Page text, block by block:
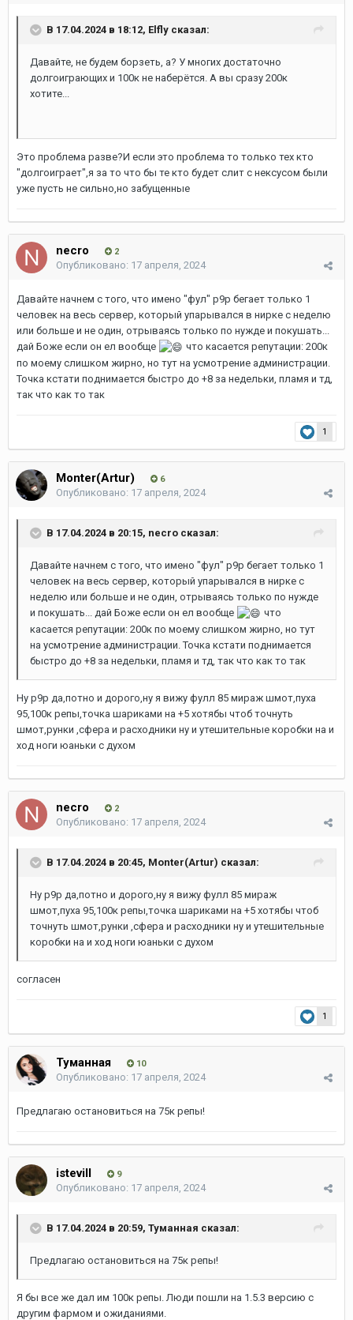
В 17.04.2024 в 18:12, Elfly сказал:
Давайте, не будем борзеть, а? У многих достаточно
долгоиграющих и 100к не наберётся. А вы сразу 200к
хотите...
Это проблема разве?И если это проблема то только тех кто
"долгоиграет",я за то что бы те кто будет слит с нексусом были
уже пусть не сильно,но забущенные
necro 2
Опубликовано: 17 апреля, 2024
Давайте начнем с того, что имено "фул" р9р бегает только 1
человек на весь сервер, который упарывался в нирке с неделю
или больше и не один, отрываясь только по нужде и покушать...
дай Боже если он ел вообще
что касается репутации: 200к
по моему слишком жирно, но тут на усмотрение администрации.
Точка кстати поднимается быстро до +8 за недельки, пламя и тд,
так что как то так
1
Monter(Artur) 6
Опубликовано: 17 апреля, 2024
В 17.04.2024 в 20:15, necro сказал:
Давайте начнем с того, что имено "фул" р9р бегает только 1
человек на весь сервер, который упарывался в нирке с
неделю или больше и не один, отрываясь только по нужде
и покушать... дай Боже если он ел вообще
что
касается репутации: 200к по моему слишком жирно, но тут
на усмотрение администрации. Точка кстати поднимается
быстро до +8 за недельки, пламя и тд, так что как то так
Ну р9р да,потно и дорого,ну я вижу фулл 85 мираж шмот,пуха
95,100к репы,точка шариками на +5 хотябы чтоб точнуть
шмот,рунки ,сфера и расходники ну и утешительные коробки на и
ход ноги юаньки с духом
necro 2
Опубликовано: 17 апреля, 2024
В 17.04.2024 в 20:45, Monter(Artur) сказал:
Ну р9р да,потно и дорого,ну я вижу фулл 85 мираж
шмот,пуха 95,100к репы,точка шариками на +5 хотябы чтоб
точнуть шмот,рунки ,сфера и расходники ну и утешительные
коробки на и ход ноги юаньки с духом
согласен
1
Туманная 10
Опубликовано: 17 апреля, 2024
Предлагаю остановиться на 75к репы!
istevill 9
Опубликовано: 17 апреля, 2024
В 17.04.2024 в 20:59, Туманная сказал:
Предлагаю остановиться на 75к репы!
Я бы все же дал им 100к репы. Люди пошли на 1.5.3 версию с
другим фармом и ожиданиями.